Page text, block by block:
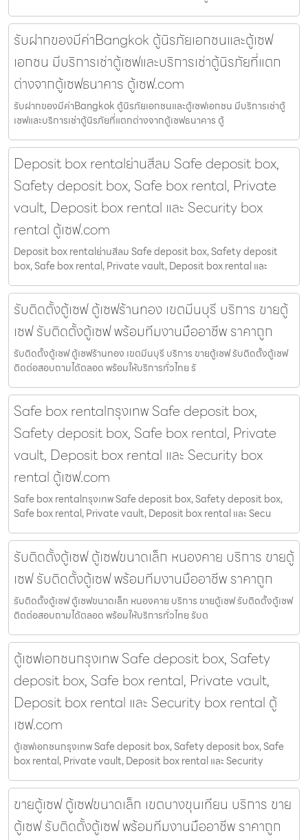
รับฝากของมีค่าBangkok ตู้นิรภัยเอกชนและตู้เซฟ
เอกชน มีบริการเช่าตู้เซฟและบริการเช่าตู้นิรภัยที่แตก
ต่างจากตู้เซฟธนาคาร ตู้เซฟ.com
รับฝากของมีค่าBangkok ตู้นิรภัยเอกชนและตู้เซฟเอกชน มีบริการเช่าตู้
เซฟและบริการเช่าตู้นิรภัยที่แตกต่างจากตู้เซฟธนาคาร ตู้
Deposit box rentalย่านสีลม Safe deposit box,
Safety deposit box, Safe box rental, Private
vault, Deposit box rental และ Security box
rental ตู้เซฟ.com
Deposit box rentalย่านสีลม Safe deposit box, Safety deposit
box, Safe box rental, Private vault, Deposit box rental และ
รับติดตั้งตู้เซฟ ตู้เซฟร้านทอง เขตมีนบุรี บริการ ขายตู้
เซฟ รับติดตั้งตู้เซฟ พร้อมทีมงานมืออาชีพ ราคาถูก
รับติดตั้งตู้เซฟ ตู้เซฟร้านทอง เขตมีนบุรี บริการ ขายตู้เซฟ รับติดตั้งตู้เซฟ
ติดต่อสอบถามได้ตลอด พร้อมให้บริการทั่วไทย รั
Safe box rentalกรุงเทพ Safe deposit box,
Safety deposit box, Safe box rental, Private
vault, Deposit box rental และ Security box
rental ตู้เซฟ.com
Safe box rentalกรุงเทพ Safe deposit box, Safety deposit box,
Safe box rental, Private vault, Deposit box rental และ Secu
รับติดตั้งตู้เซฟ ตู้เซฟขนาดเล็ก หนองคาย บริการ ขายตู้
เซฟ รับติดตั้งตู้เซฟ พร้อมทีมงานมืออาชีพ ราคาถูก
รับติดตั้งตู้เซฟ ตู้เซฟขนาดเล็ก หนองคาย บริการ ขายตู้เซฟ รับติดตั้งตู้เซฟ
ติดต่อสอบถามได้ตลอด พร้อมให้บริการทั่วไทย รับต
ตู้เซฟเอกชนกรุงเทพ Safe deposit box, Safety
deposit box, Safe box rental, Private vault,
Deposit box rental และ Security box rental ตู้
เซฟ.com
ตู้เซฟเอกชนกรุงเทพ Safe deposit box, Safety deposit box, Safe
box rental, Private vault, Deposit box rental และ Security
ขายตู้เซฟ ตู้เซฟขนาดเล็ก เขตบางขุนเทียน บริการ ขาย
ตู้เซฟ รับติดตั้งตู้เซฟ พร้อมทีมงานมืออาชีพ ราคาถูก